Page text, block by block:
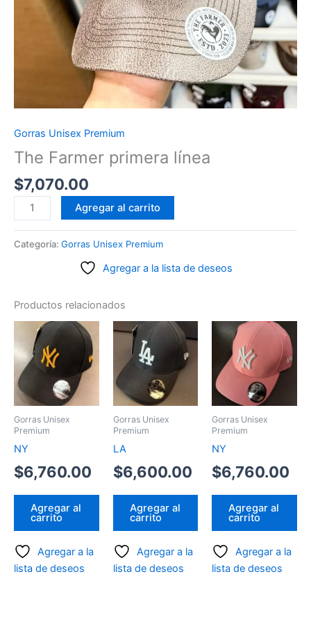
Gorras Unisex Premium
The Farmer primera línea
$7,070.00
The
Farmer
Agregar al carrito
Categoría: Gorras Unisex Premium
Agregar a la lista de deseos
Productos relacionados
Gorras Unisex
Premium
NY
$6,760.00
Agregar al
carrito
Agregar a la
lista de deseos
Gorras Unisex
Premium
LA
$6,600.00
Agregar al
carrito
Agregar a la
lista de deseos
Gorras Unisex
Premium
NY
$6,760.00
Agregar al
carrito
Agregar a la
lista de deseos